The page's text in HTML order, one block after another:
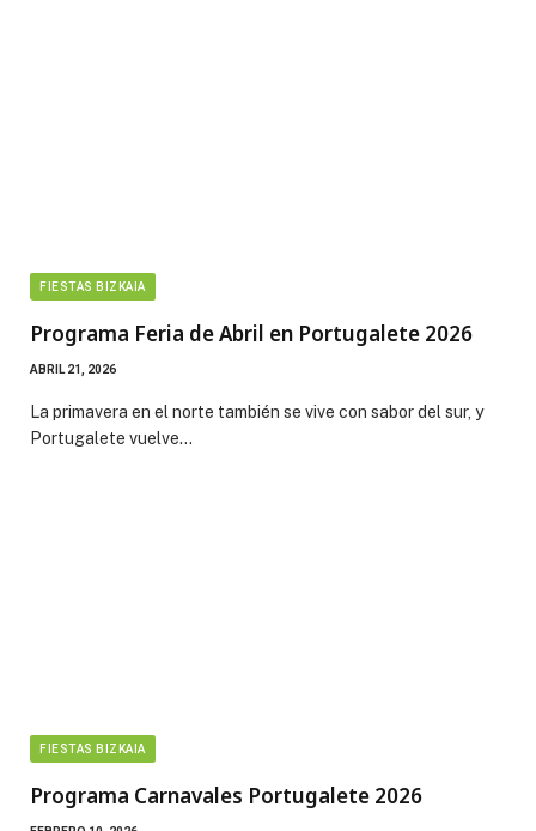
FIESTAS BIZKAIA
Programa Feria de Abril en Portugalete 2026
ABRIL 21, 2026
La primavera en el norte también se vive con sabor del sur, y
Portugalete vuelve…
FIESTAS BIZKAIA
Programa Carnavales Portugalete 2026